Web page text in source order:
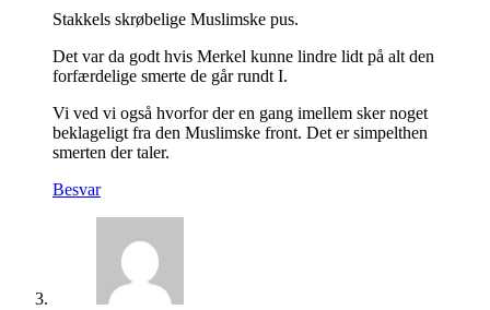
Stakkels skrøbelige Muslimske pus.
Det var da godt hvis Merkel kunne lindre lidt på alt den
forfærdelige smerte de går rundt I.
Vi ved vi også hvorfor der en gang imellem sker noget
beklageligt fra den Muslimske front. Det er simpelthen
smerten der taler.
Besvar